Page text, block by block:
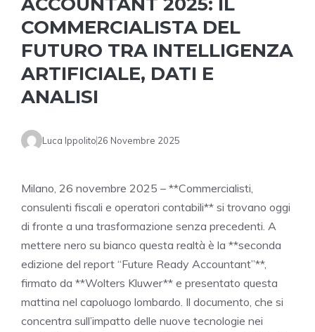
COMMERCIALISTA DEL
FUTURO TRA INTELLIGENZA
ARTIFICIALE, DATI E
ANALISI
Luca Ippolito26 Novembre 2025
Milano, 26 novembre 2025 – **Commercialisti,
consulenti fiscali e operatori contabili** si trovano oggi
di fronte a una trasformazione senza precedenti. A
mettere nero su bianco questa realtà è la **seconda
edizione del report “Future Ready Accountant”**,
firmato da **Wolters Kluwer** e presentato questa
mattina nel capoluogo lombardo. Il documento, che si
concentra sull’impatto delle nuove tecnologie nei